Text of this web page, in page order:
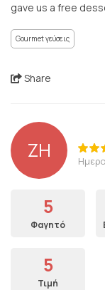
gave us a free
Gourmet γεύσεις
Share
ZH
5
Φαγητό
5
Τιμή